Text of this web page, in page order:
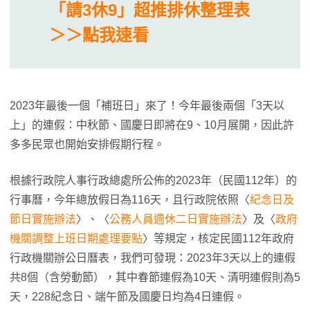
「請3休9」超推排休整理表
＞＞點我速看
2023年最後一個「補班日」來了！今年最後兩個「3天以
上」的連假：中秋節、國慶日即將在9、10月展開，因此許
多多民眾也開始安排假期行程。
根據行政院人事行政總處所公佈的2023年（民國112年）的
行事曆，今年總放假日為116天，且行政院依照〈紀念日及
節日實施辦法〉、〈公務人員週休二日實施辦法〉及〈政府
機關調整上班日期處理要點〉等規定，核定民國112年政府
行政機關辦公日曆表，我們可發現：2023年3天以上的連假
共8個（含勞動節），其中春節連假為10天、清明連假則為5
天，228紀念日、端午節及國慶日均為4日連假。